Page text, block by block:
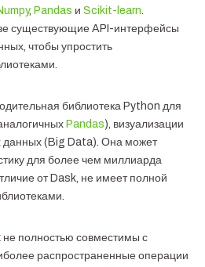
, Pandas и Scikit-learn.
существующие API-интерфейсы
чтобы упростить
библиотека Python для
Pandas), визуализации
данных (Big Data). Она может
для более чем миллиарда
от Dask, не имеет полной
полностью совместимы с
распространенные операции